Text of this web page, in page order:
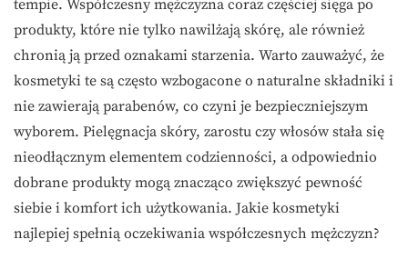
tempie. Współczesny mężczyzna coraz częściej sięga po
produkty, które nie tylko nawilżają skórę, ale również
chronią ją przed oznakami starzenia. Warto zauważyć, że
kosmetyki te są często wzbogacone o naturalne składniki i
nie zawierają parabenów, co czyni je bezpieczniejszym
wyborem. Pielęgnacja skóry, zarostu czy włosów stała się
nieodłącznym elementem codzienności, a odpowiednio
dobrane produkty mogą znacząco zwiększyć pewność
siebie i komfort ich użytkowania. Jakie kosmetyki
najlepiej spełnią oczekiwania współczesnych mężczyzn?